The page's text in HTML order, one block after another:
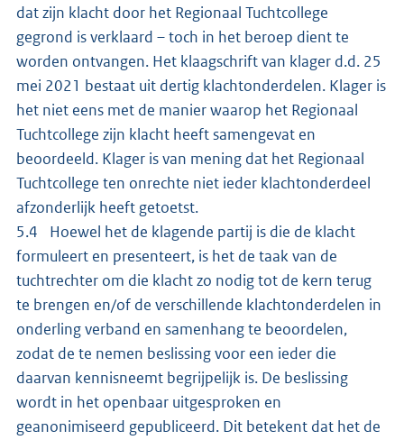
dat zijn klacht door het Regionaal Tuchtcollege
gegrond is verklaard – toch in het beroep dient te
worden ontvangen. Het klaagschrift van klager d.d. 25
mei 2021 bestaat uit dertig klachtonderdelen. Klager is
het niet eens met de manier waarop het Regionaal
Tuchtcollege zijn klacht heeft samengevat en
beoordeeld. Klager is van mening dat het Regionaal
Tuchtcollege ten onrechte niet ieder klachtonderdeel
afzonderlijk heeft getoetst.
5.4 Hoewel het de klagende partij is die de klacht
formuleert en presenteert, is het de taak van de
tuchtrechter om die klacht zo nodig tot de kern terug
te brengen en/of de verschillende klachtonderdelen in
onderling verband en samenhang te beoordelen,
zodat de te nemen beslissing voor een ieder die
daarvan kennisneemt begrijpelijk is. De beslissing
wordt in het openbaar uitgesproken en
geanonimiseerd gepubliceerd. Dit betekent dat het de